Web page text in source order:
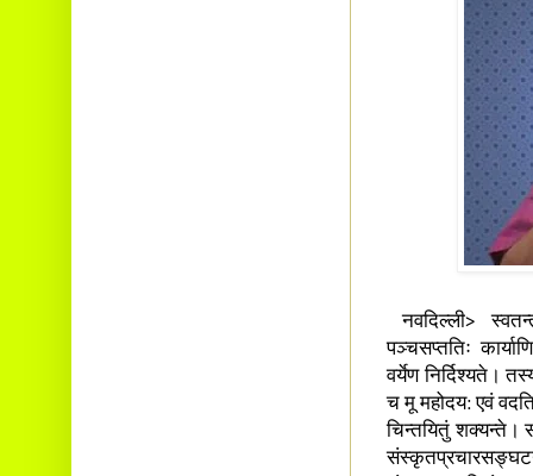
नवदिल्ली>
पञ्चसप्ततिः
वर्येण निर्दिश्यते।
च मू महोदय: एवं
चिन्तयितुं शक्यन्ते।